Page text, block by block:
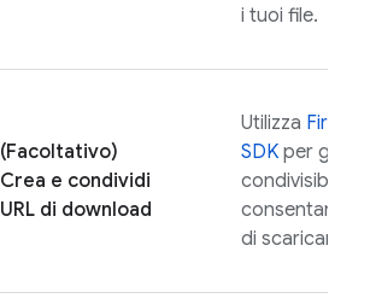
i tuoi file.
(Facoltativo)
Crea e condividi
URL di download
Utilizza
SDK per
condivisibili che
consentano
di scaricare gli